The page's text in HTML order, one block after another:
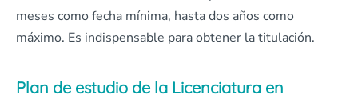
meses como fecha mínima, hasta dos años como
máximo. Es indispensable para obtener la titulación.
Plan de estudio de la Licenciatura en